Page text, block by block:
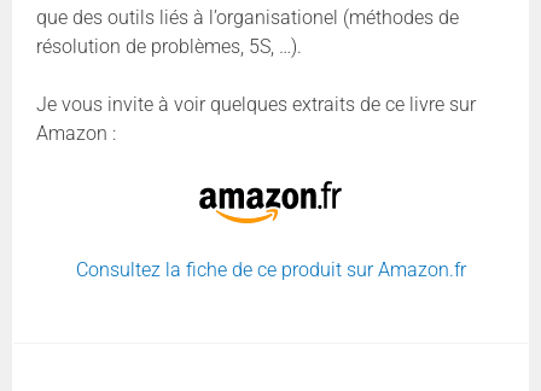
que des outils liés à l’organisationel (méthodes de
résolution de problèmes, 5S, …).
Je vous invite à voir quelques extraits de ce livre sur
Amazon :
Consultez la fiche de ce produit sur Amazon.fr